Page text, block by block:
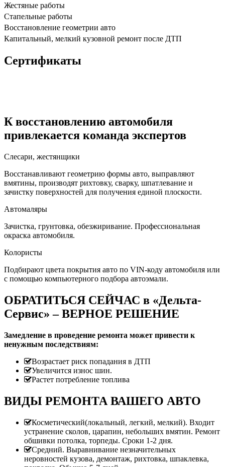
Жестяные работы
Стапельные работы
Восстановление геометрии авто
Капитальный, мелкий кузовной ремонт после ДТП
Сертификаты
К восстановлению автомобиля
привлекается команда экспертов
Слесари, жестянщики
Восстанавливают геометрию формы авто, выправляют
вмятины, производят рихтовку, сварку, шпатлевание и
зачистку поверхностей для получения единой плоскости.
Автомаляры
Зачистка, грунтовка, обезжиривание. Профессиональная
окраска автомобиля.
Колористы
Подбирают цвета покрытия авто по VIN-коду автомобиля или
с помощью компьютерного подбора автоэмали.
ОБРАТИТЬСЯ СЕЙЧАС в «Дельта-
Сервис» – ВЕРНОЕ РЕШЕНИЕ
Замедление в проведение ремонта может привести к
ненужным последствиям:
Возрастает риск попадания в ДТП
Увеличится износ шин.
Растет потребление топлива
ВИДЫ РЕМОНТА ВАШЕГО АВТО
Косметический(локальный, легкий, мелкий). Входит
устранение сколов, царапин, небольших вмятин. Ремонт
обшивки потолка, торпеды. Сроки 1-2 дня.
Средний. Выравнивание незначительных
неровностей кузова, демонтаж, рихтовка, шпаклевка,